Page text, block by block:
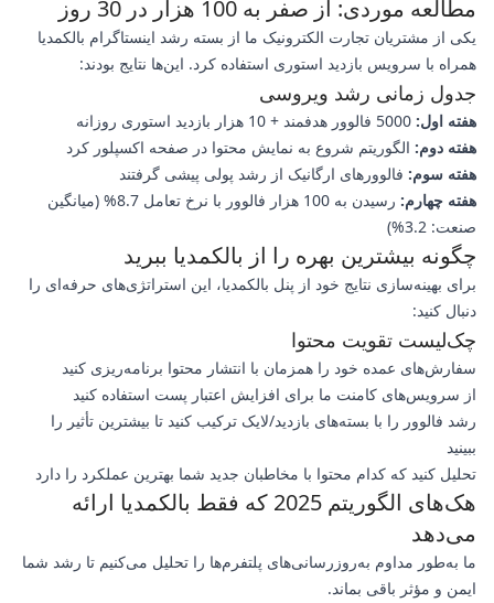
مطالعه موردی: از صفر به 100 هزار در 30 روز
یکی از مشتریان تجارت الکترونیک ما از بسته رشد اینستاگرام بالکمدیا
همراه با سرویس بازدید استوری استفاده کرد. این‌ها نتایج بودند:
جدول زمانی رشد ویروسی
هفته اول:
هفته دوم: الگوریتم شروع به نمایش محتوا در صفحه اکسپلور کرد
هفته سوم: فالوورهای ارگانیک از رشد پولی پیشی گرفتند
هفته چهارم:
رسیدن به 100 هزار فالوور با نرخ تعامل 8.7% (میانگین
صنعت: 3.2%)
چگونه بیشترین بهره را از بالکمدیا ببرید
برای بهینه‌سازی نتایج خود از پنل بالکمدیا، این استراتژی‌های حرفه‌ای را
دنبال کنید:
چک‌لیست تقویت محتوا
سفارش‌های عمده خود را همزمان با انتشار محتوا برنامه‌ریزی کنید
از سرویس‌های کامنت ما برای افزایش اعتبار پست استفاده کنید
رشد فالوور را با بسته‌های بازدید/لایک ترکیب کنید تا بیشترین تأثیر را
ببینید
تحلیل کنید که کدام محتوا با مخاطبان جدید شما بهترین عملکرد را دارد
هک‌های الگوریتم 2025 که فقط بالکمدیا ارائه
می‌دهد
ما به‌طور مداوم به‌روزرسانی‌های پلتفرم‌ها را تحلیل می‌کنیم تا رشد شما
ایمن و مؤثر باقی بماند.